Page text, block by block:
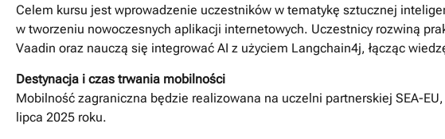
Celem kursu jest wprowadzenie uczestników w tematykę sztucznej
w tworzeniu nowoczesnych aplikacji internetowych. Uczestnicy rozwiną
Vaadin oraz nauczą się integrować AI z użyciem Langchain4j, łącząc
Destynacja i czas trwania mobilności
Mobilność zagraniczna będzie realizowana na uczelni partnerskiej SEA-
lipca 2025 roku.